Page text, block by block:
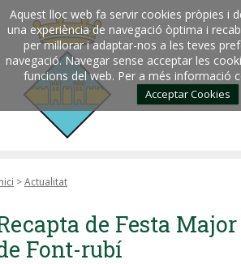
Aquest lloc web fa servir cookies pròpies i
una experiència de navegació òptima i
per millorar i adaptar-nos a les teves
navegació. Navegar sense acceptar les
funcions del web. Per a més informació
Acceptar Cookies
>Actualitat
de Festa
Font-rubí